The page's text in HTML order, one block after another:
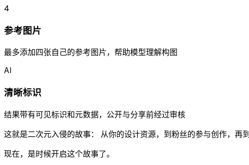
4
参考图片
最多添加四张自己的参考图片，帮助模型理解构图
AI
清晰标识
结果带有可见标识和元数据，公开与分享前经过审核
这就是二次元入侵的故事： 从你的设计资源，到粉丝的参与创作，再
现在，是时候开启这个故事了。